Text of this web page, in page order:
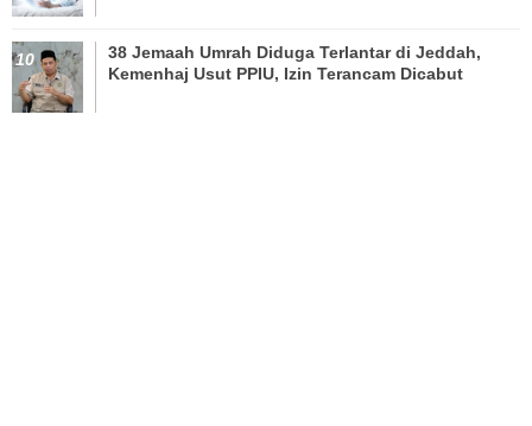
38 Jemaah Umrah Diduga Terlantar di Jeddah,
Kemenhaj Usut PPIU, Izin Terancam Dicabut